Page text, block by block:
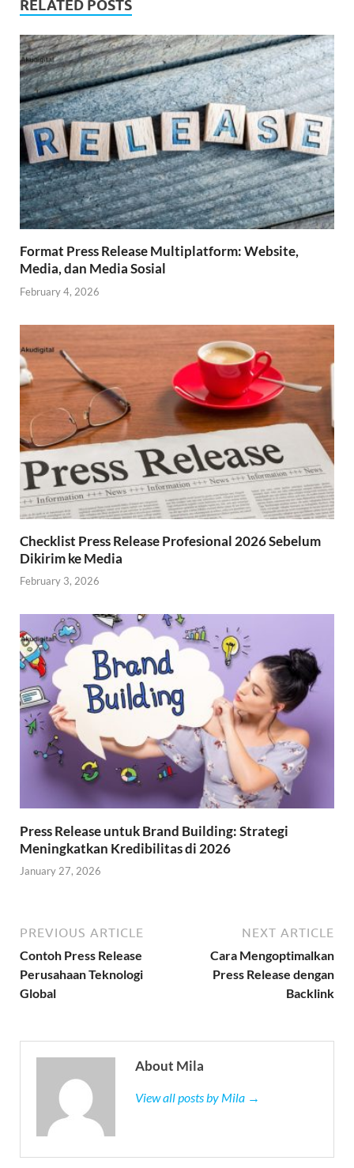
RELATED POSTS
Format Press Release Multiplatform: Website,
Media, dan Media Sosial
February 4, 2026
Checklist Press Release Profesional 2026 Sebelum
Dikirim ke Media
February 3, 2026
Press Release untuk Brand Building: Strategi
Meningkatkan Kredibilitas di 2026
January 27, 2026
PREVIOUS ARTICLE
Contoh Press Release
Perusahaan Teknologi
Global
NEXT ARTICLE
Cara Mengoptimalkan
Press Release dengan
Backlink
About Mila
View all posts by Mila →